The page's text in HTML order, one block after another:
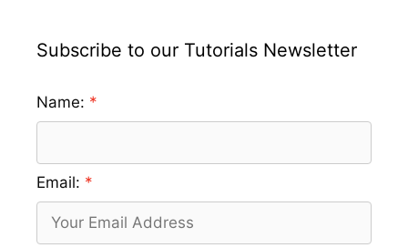
Subscribe to our Tutorials Newsletter
Name:
Email: